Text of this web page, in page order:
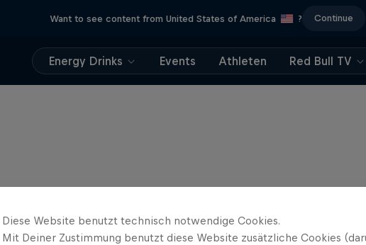
Want to see content from United States of America ? Continue
Energy Drinks Events Athleten Red Bull TV
Diese Website benutzt technisch notwendige Cookies.
Mit Deiner Zustimmung benutzt diese Website zusätzliche Cookies